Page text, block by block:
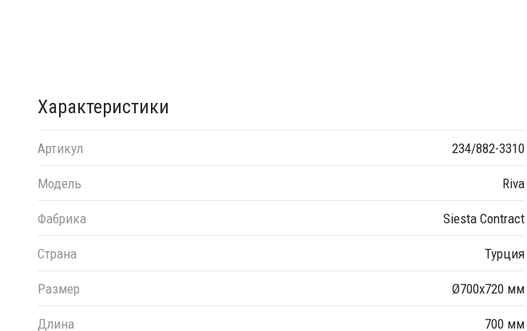
Характеристики
Артикул 234/882-3310
Модель Riva
Фабрика Siesta Contract
Страна Турция
Размер Ø700х720 мм
Длина 700 мм